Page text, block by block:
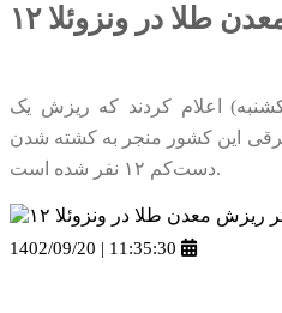
طلا در ونزوئلا
اعلام کردند که ریزش یک
این کشور منجر به کشته شدن
دست‌کم ۱۲ نفر شده است.
1402/09/20 | 11:35:30